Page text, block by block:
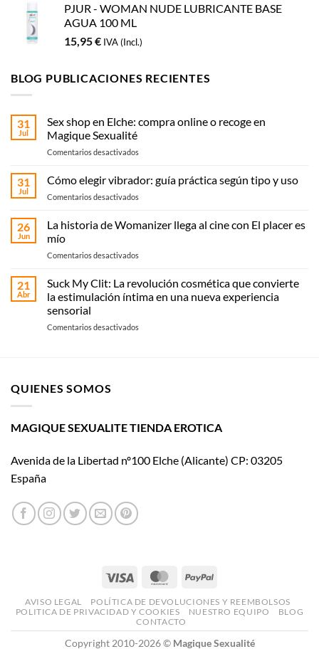
PJUR - WOMAN NUDE LUBRICANTE BASE
AGUA 100 ML
15,95€ IVA (Incl.)
BLOG PUBLICACIONES RECIENTES
31
Jul
Sex shop en Elche: compra online o recoge en
Magique Sexualité
Comentarios desactivadosen
shop
Elche:
online
en
Sexualité
31
Jul
Cómo elegir vibrador: guía práctica según tipo y uso
Comentarios desactivadosen
elegir
práctica
tipo
26
Jun
La historia de Womanizer llega al cine con El placer es
mío
Comentarios desactivadosen
historia
Womanizer
al
21
Abr
Suck My Clit: La revolución cosmética que convierte
la estimulación íntima en una nueva experiencia
sensorial
Comentarios desactivadosen
convierte
íntima
QUIENES SOMOS
MAGIQUE SEXUALITE TIENDA EROTICA
Avenida de la Libertad nº100 Elche (Alicante) CP: 03205
España
Visa MasterCardPayPal
AVISO LEGAL
POLÍTICA DE DEVOLUCIONES Y REEMBOLSOS
POLITICA DE PRIVACIDAD Y COOKIES
NUESTRO EQUIPO
BLOG
CONTACTO
Copyright 2010-2026 © Magique Sexualité